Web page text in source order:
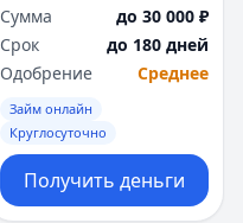
Сумма
до 30 000 ₽
Срок
до 180 дней
Одобрение
Среднее
Займ онлайн
Круглосуточно
Получить деньги